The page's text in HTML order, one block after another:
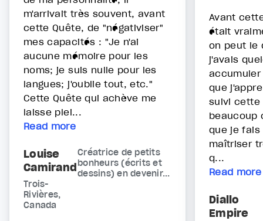
m'arrivait très souvent, avant
cette Quête, de "négativiser"
mes capacités : "Je n'ai
aucune mémoire pour les
noms; je suis nulle pour les
langues; j'oublie tout, etc."
Cette Quête qui achève me
laisse plei...
Read more
Louise
Camirand
Créatrice de petits
bonheurs (écrits et
dessins) en devenir...
Trois-
Rivières,
Canada
Avant
était
on peut le
j'avais
que
suivi cette
beaucoup
que je fais
maîtriser
q...
Read more
Diallo
Empire